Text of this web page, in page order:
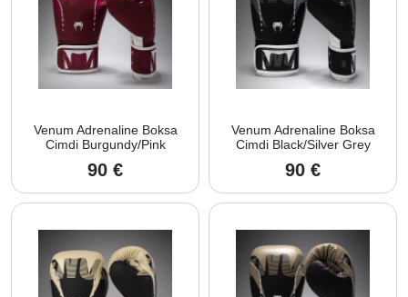
Venum Adrenaline Boksa
Cimdi Burgundy/Pink
90 €
Venum Adrenaline Boksa
Cimdi Black/Silver Grey
90 €